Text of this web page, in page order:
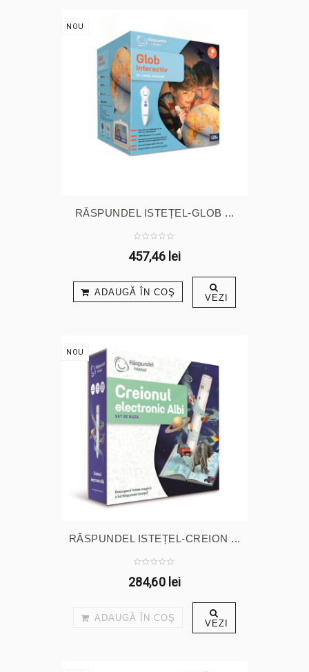
NOU
RĂSPUNDEL ISTEȚEL-GLOB ...
457,46 lei
ADAUGĂ ÎN COŞ VEZI
NOU
RĂSPUNDEL ISTEȚEL-CREION ...
284,60 lei
ADAUGĂ ÎN COŞ VEZI